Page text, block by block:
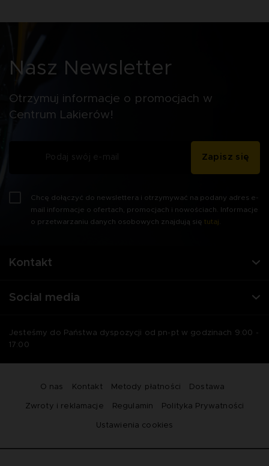
Kontakt
Social media
Jesteśmy do Państwa dyspozycji od pn-pt w godzinach 9:00 -
17:00
Nasz Newsletter
Otrzymuj informacje o promocjach w
Centrum Lakierów!
Chcę dołączyć do newslettera i otrzymywać na podany adres e-
mail informacje o ofertach, promocjach i nowościach. Informacje
o przetwarzaniu danych osobowych znajdują się tutaj
Zapisz się
O nas Kontakt Metody płatności Dostawa
Zwroty i reklamacje Regulamin Polityka Prywatności
Ustawienia cookies